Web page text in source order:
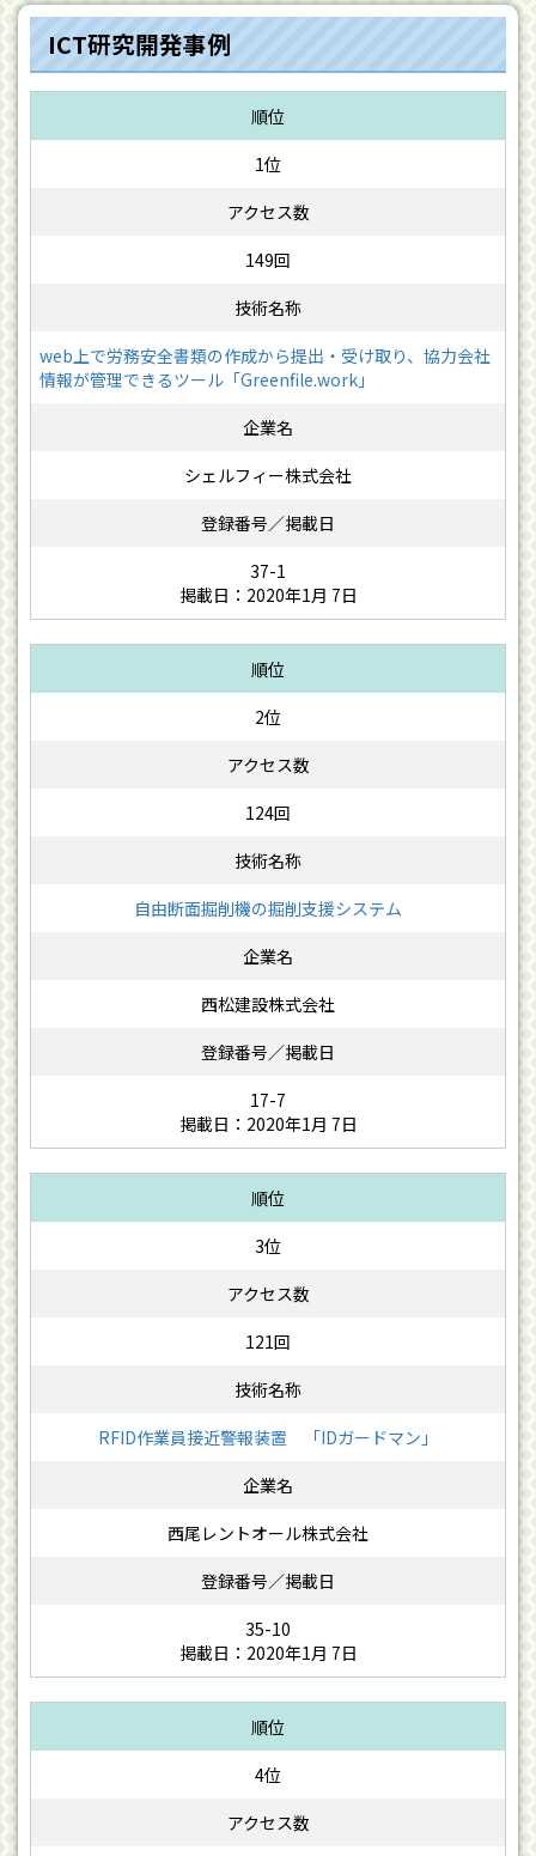
ICT研究開発事例
1位
149回
web上で労務安全書類の作成から提出・受け取り、協力会社
情報が管理できるツール「Greenfile.work」
シェルフィー株式会社
37-1
掲載日：2020年1月 7日
2位
124回
自由断面掘削機の掘削支援システム
西松建設株式会社
17-7
掲載日：2020年1月 7日
3位
121回
RFID作業員接近警報装置 「IDガードマン」
西尾レントオール株式会社
35-10
掲載日：2020年1月 7日
4位